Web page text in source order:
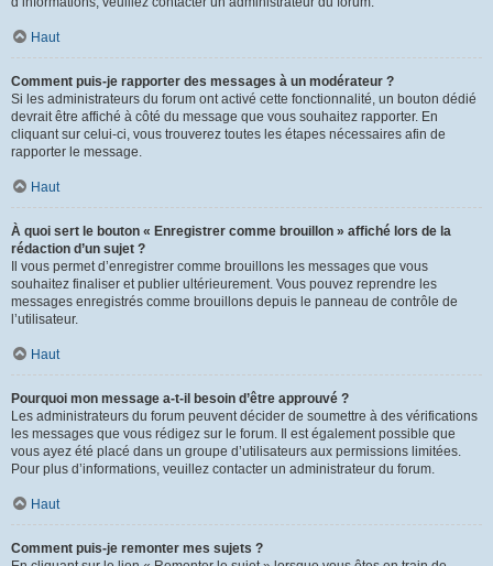
Haut
Comment puis-je rapporter des messages à un modérateur ?
Si les administrateurs du forum ont activé cette fonctionnalité, un bouton dédié
devrait être affiché à côté du message que vous souhaitez rapporter. En
cliquant sur celui-ci, vous trouverez toutes les étapes nécessaires afin de
rapporter le message.
Haut
À quoi sert le bouton « Enregistrer comme brouillon » affiché lors de la
rédaction d’un sujet ?
Il vous permet d’enregistrer comme brouillons les messages que vous
souhaitez finaliser et publier ultérieurement. Vous pouvez reprendre les
messages enregistrés comme brouillons depuis le panneau de contrôle de
l’utilisateur.
Haut
Pourquoi mon message a-t-il besoin d’être approuvé ?
Les administrateurs du forum peuvent décider de soumettre à des vérifications
les messages que vous rédigez sur le forum. Il est également possible que
vous ayez été placé dans un groupe d’utilisateurs aux permissions limitées.
Pour plus d’informations, veuillez contacter un administrateur du forum.
Haut
Comment puis-je remonter mes sujets ?